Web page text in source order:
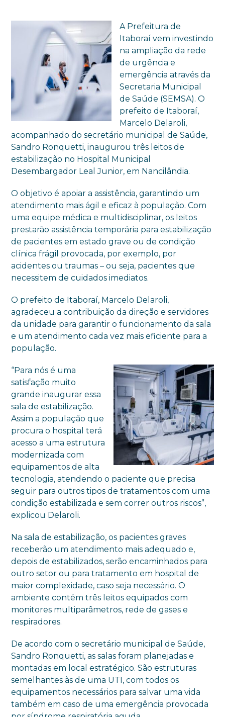
A Prefeitura de
Itaboraí vem investindo
na ampliação da rede
de urgência e
emergência através da
Secretaria Municipal
de Saúde (SEMSA). O
prefeito de Itaboraí,
Marcelo Delaroli,
acompanhado do secretário municipal de Saúde,
Sandro Ronquetti, inaugurou três leitos de
estabilização no Hospital Municipal
Desembargador Leal Junior, em Nancilândia.
O objetivo é apoiar a assistência, garantindo um
atendimento mais ágil e eficaz à população. Com
uma equipe médica e multidisciplinar, os leitos
prestarão assistência temporária para estabilização
de pacientes em estado grave ou de condição
clínica frágil provocada, por exemplo, por
acidentes ou traumas – ou seja, pacientes que
necessitem de cuidados imediatos.
O prefeito de Itaboraí, Marcelo Delaroli,
agradeceu a contribuição da direção e servidores
da unidade para garantir o funcionamento da sala
e um atendimento cada vez mais eficiente para a
população.
“Para nós é uma
satisfação muito
grande inaugurar essa
sala de estabilização.
Assim a população que
procura o hospital terá
acesso a uma estrutura
modernizada com
equipamentos de alta
tecnologia, atendendo o paciente que precisa
seguir para outros tipos de tratamentos com uma
condição estabilizada e sem correr outros riscos”,
explicou Delaroli.
Na sala de estabilização, os pacientes graves
receberão um atendimento mais adequado e,
depois de estabilizados, serão encaminhados para
outro setor ou para tratamento em hospital de
maior complexidade, caso seja necessário. O
ambiente contém três leitos equipados com
monitores multiparâmetros, rede de gases e
respiradores.
De acordo com o secretário municipal de Saúde,
Sandro Ronquetti, as salas foram planejadas e
montadas em local estratégico. São estruturas
semelhantes às de uma UTI, com todos os
equipamentos necessários para salvar uma vida
também em caso de uma emergência provocada